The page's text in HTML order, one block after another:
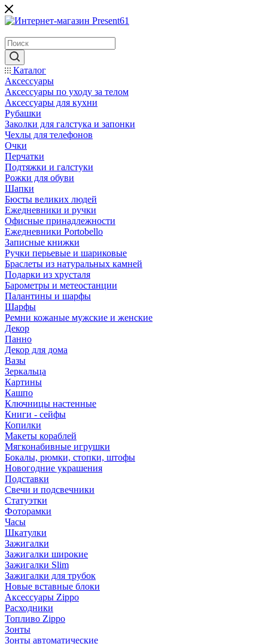
Каталог
Аксессуары
Аксессуары по уходу за телом
Аксессуары для кухни
Рубашки
Заколки для галстука и запонки
Чехлы для телефонов
Очки
Перчатки
Подтяжки и галстуки
Рожки для обуви
Шапки
Бюсты великих людей
Ежедневники и ручки
Офисные принадлежности
Ежедневники Portobello
Записные книжки
Ручки перьевые и шариковые
Браслеты из натуральных камней
Подарки из хрусталя
Барометры и метеостанции
Палантины и шарфы
Шарфы
Ремни кожаные мужские и женские
Декор
Панно
Декор для дома
Вазы
Зеркальца
Картины
Кашпо
Ключницы настенные
Книги - сейфы
Копилки
Макеты кораблей
Мягконабивные игрушки
Бокалы, рюмки, стопки, штофы
Новогодние украшения
Подставки
Свечи и подсвечники
Статуэтки
Фоторамки
Часы
Шкатулки
Зажигалки
Зажигалки широкие
Зажигалки Slim
Зажигалки для трубок
Новые вставные блоки
Аксессуары Zippo
Расходники
Топливо Zippo
Зонты
Зонты автоматические